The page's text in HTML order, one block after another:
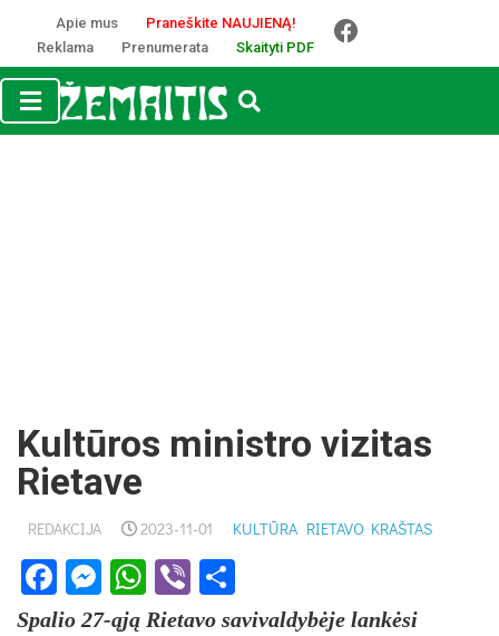
Apie mus
Praneškite NAUJIENĄ!
Reklama
Prenumerata Skaityti PDF
Kultūros ministro vizitas
Rietave
REDAKCIJA 2023-11-01 KULTŪRA RIETAVO KRAŠTAS
Facebook
Messenger
WhatsApp
Viber
Spalio 27-ąją Rietavo savivaldybėje lankėsi